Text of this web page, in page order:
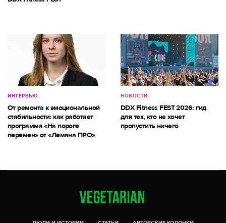
ИНТЕРВЬЮ
От ремонта к эмоциональной
стабильности: как работает
программа «На пороге
перемен» от «Лемана ПРО»
НОВОСТИ
DDX Fitness FEST 2026: гид
для тех, кто не хочет
пропустить ничего